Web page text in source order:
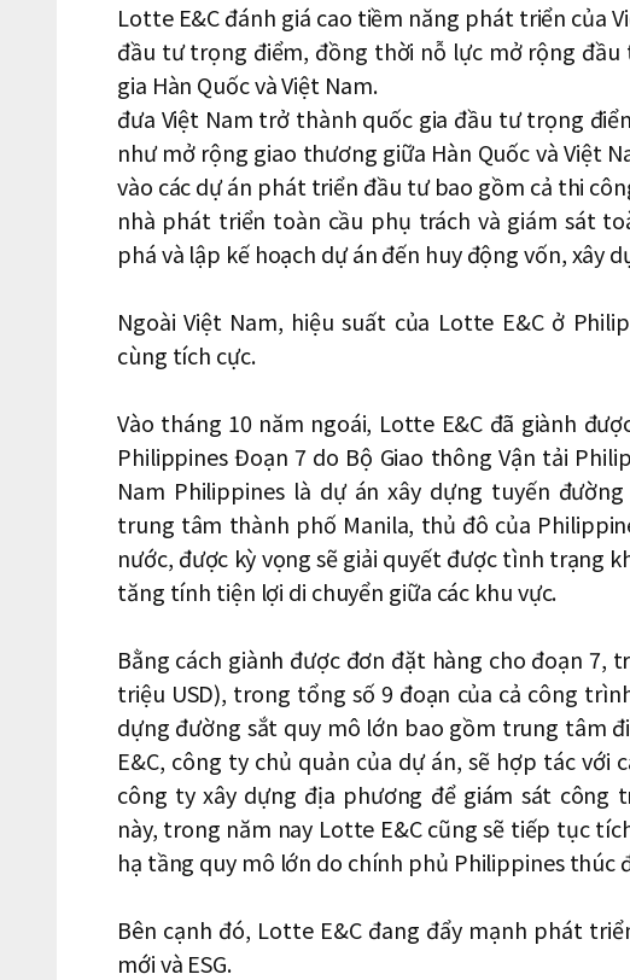
Lotte E&C đánh giá cao tiềm năng phát triển của
đầu tư trọng điểm, đồng thời nỗ lực mở rộng
gia Hàn Quốc và Việt Nam.
đưa Việt Nam trở thành quốc gia đầu tư trọng
như mở rộng giao thương giữa Hàn Quốc và Việt
vào các dự án phát triển đầu tư bao gồm cả thi
nhà phát triển toàn cầu phụ trách và giám sát
phá và lập kế hoạch dự án đến huy động vốn, xây
Ngoài Việt Nam, hiệu suất của Lotte E&C ở
cùng tích cực.
Vào tháng 10 năm ngoái, Lotte E&C đã giành
Philippines Đoạn 7 do Bộ Giao thông Vận tải
Nam Philippines là dự án xây dựng tuyến
trung tâm thành phố Manila, thủ đô của
nước, được kỳ vọng sẽ giải quyết được tình trạng
tăng tính tiện lợi di chuyển giữa các khu vực.
Bằng cách giành được đơn đặt hàng cho đoạn 7,
triệu USD), trong tổng số 9 đoạn của cả công
dựng đường sắt quy mô lớn bao gồm trung tâm
E&C, công ty chủ quản của dự án, sẽ hợp tác với
công ty xây dựng địa phương để giám sát
này, trong năm nay Lotte E&C cũng sẽ tiếp tục
hạ tầng quy mô lớn do chính phủ Philippines thúc
Bên cạnh đó, Lotte E&C đang đẩy mạnh phát
mới và ESG.